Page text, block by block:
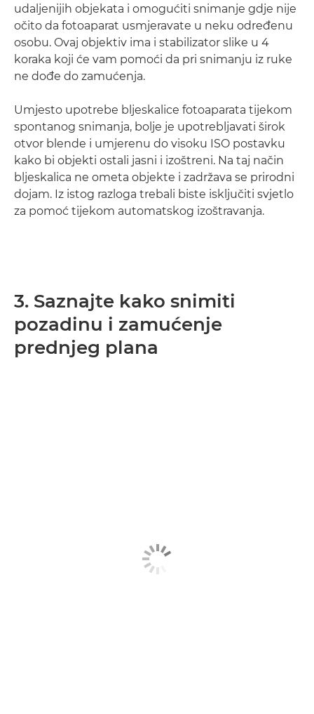
udaljenijih objekata i omogućiti snimanje gdje nije
očito da fotoaparat usmjeravate u neku određenu
osobu. Ovaj objektiv ima i stabilizator slike u 4
koraka koji će vam pomoći da pri snimanju iz ruke
ne dođe do zamućenja.
Umjesto upotrebe bljeskalice fotoaparata tijekom
spontanog snimanja, bolje je upotrebljavati širok
otvor blende i umjerenu do visoku ISO postavku
kako bi objekti ostali jasni i izoštreni. Na taj način
bljeskalica ne ometa objekte i zadržava se prirodni
dojam. Iz istog razloga trebali biste isključiti svjetlo
za pomoć tijekom automatskog izoštravanja.
3. Saznajte kako snimiti
pozadinu i zamućenje
prednjeg plana